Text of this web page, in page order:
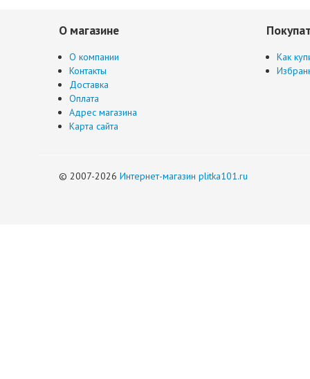
О магазине
О компании
Контакты
Доставка
Оплата
Адрес магазина
Карта сайта
Как
© 2007-2026 Интернет-магазин plitka101.ru